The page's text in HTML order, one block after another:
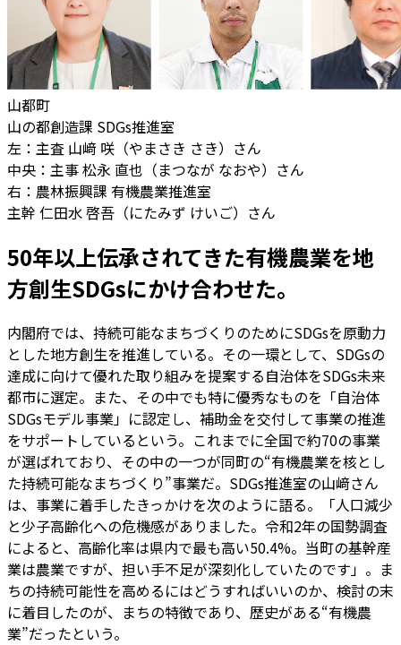
山都町
山の都創造課 SDGs推進室
左：主査 山﨑 咲（やまさき さき）さん
中央：主事 松永 直也（まつなが なおや）さん
右：農林振興課 有機農業推進室
主幹 仁田水 啓吾（にたみず けいご）さん
50年以上伝承されてきた有機農業を地
方創生SDGsにかけ合わせた。
内閣府では、持続可能なまちづくりのためにSDGsを原動力
とした地方創生を推進している。その一環として、SDGsの
達成に向けて優れた取り組みを提案する自治体をSDGs未来
都市に選定。また、その中でも特に優秀なものを「自治体
SDGsモデル事業」に認定し、補助金を交付して事業の推進
をサポートしているという。これまでに全国で約70の事業
が選ばれており、その中の一つが同町の“有機農業を核とし
た持続可能なまちづくり”事業だ。SDGs推進室の山﨑さん
は、事業に着手したきっかけを次のように語る。「人口減少
と少子高齢化への危機感がありました。令和2年の国勢調査
によると、高齢化率は県内で最も高い50.4%。当町の基幹産
業は農業ですが、担い手不足が深刻化していたのです」。ま
ちの持続可能性を高めるにはどうすればいいのか、検討の末
に着目したのが、まちの特徴であり、歴史がある“有機農
業”だったという。